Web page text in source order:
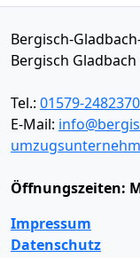
Bergisch-
Bergisch Gladbach
Tel.: 01579-2482370
E-Mail:
Öffnungszeiten:
Impressum
Datenschutz